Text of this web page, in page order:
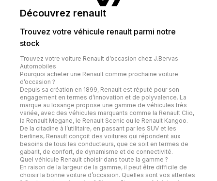
Découvrez renault
Trouvez votre véhicule renault parmi notre
stock
Trouvez votre voiture Renault d’occasion chez J.Bervas
Automobiles
Pourquoi acheter une Renault comme prochaine voiture
d’occasion ?
Depuis sa création en 1899, Renault est réputé pour son
engagement en termes d’innovation et de polyvalence. La
marque au losange propose une gamme de véhicules très
variée, avec des véhicules marquants comme la Renault Clio,
la Renault Megane, le Renault Scenic ou le Renault Kangoo.
De la citadine à l’utilitaire, en passant par les SUV et les
berlines, Renault conçoit des voitures qui répondent aux
besoins de tous les conducteurs, que ce soit en termes de
gabarit, de confort, de dynamisme et de connectivité.
Quel véhicule Renault choisir dans toute la gamme ?
En raison de la largeur de la gamme, il peut être difficile de
choisir la bonne voiture d’occasion. Quelles sont vos attentes